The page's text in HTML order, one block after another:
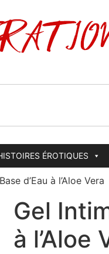
ÉROTIQUES
d’Eau à l’Aloe Vera
Gel
à l’Aloe